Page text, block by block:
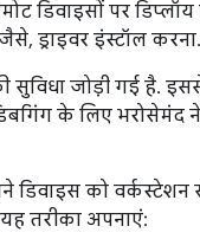
डिवाइसों पर
ड्राइवर इंस्टॉल करना.
सुविधा जोड़ी गई है.
के लिए
को वर्कस्टेशन
तरीका अपनाएं: